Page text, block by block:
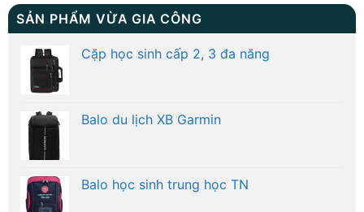
SẢN PHẨM VỪA GIA CÔNG
Cặp học sinh cấp 2, 3 đa năng
Balo du lịch XB Garmin
Balo học sinh trung học TN